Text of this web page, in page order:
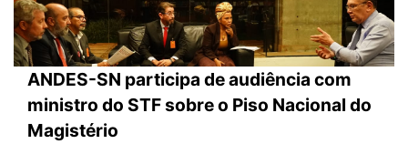
ANDES-SN participa de audiência com
ministro do STF sobre o Piso Nacional do
Magistério